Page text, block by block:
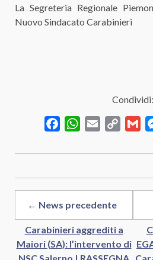
La Segreteria Regionale
Nuovo Sindacato Carabinieri
Condividi:
FacebookWhatsApp
Email
Copy
← News precedente
Carabinieri aggrediti a
Maiori (SA): l’intervento di